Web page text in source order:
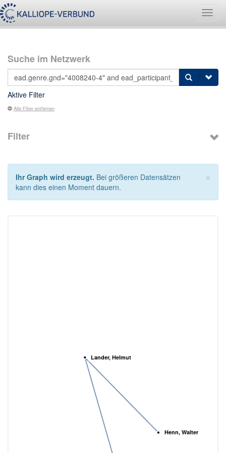
Suche im Netzwerk
Aktive Filter
Alle Filter entfernen
Filter
×
Ihr Graph wird erzeugt. Bei größeren Datensätzen
kann dies einen Moment dauern.
Henn, Walter
Lander, Helmut